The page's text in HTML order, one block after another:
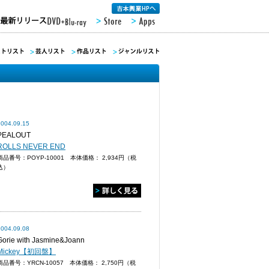
NEVER END
品番号：POYP-10001 本体価格： 2,934円（税
）
with Jasmine&Joann
【初回盤】
品番号：YRCN-10057 本体価格： 2,750円（税